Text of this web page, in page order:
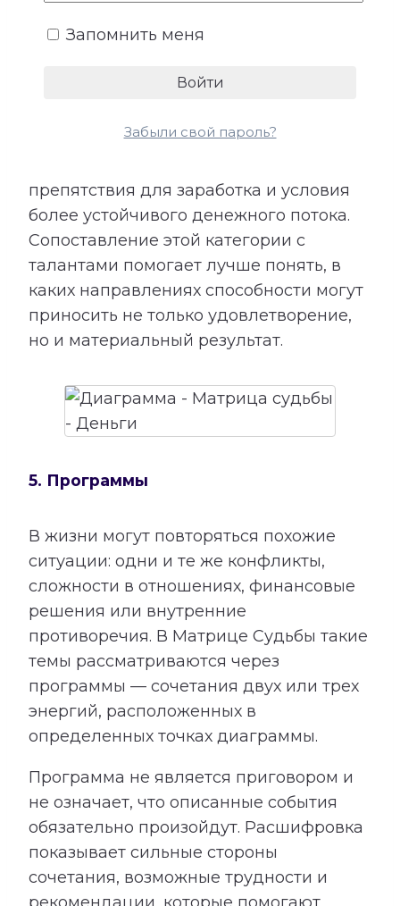
возможности.
показывает подходящие направления
для успеха, возможные причины
препятствия для заработка и условия
более устойчивого денежного потока.
Сопоставление этой категории с
талантами помогает лучше понять, в
каких направлениях способности могут
приносить не только удовлетворение,
но и материальный результат.
5. Программы
В жизни могут повторяться похожие
ситуации: одни и те же конфликты,
сложности в отношениях, финансовые
решения или внутренние
противоречия. В Матрице Судьбы такие
темы рассматриваются через
программы — сочетания двух или трех
энергий, расположенных в
определенных точках диаграммы.
Программа не является приговором и
не означает, что описанные события
обязательно произойдут. Расшифровка
показывает сильные стороны
сочетания, возможные трудности и
Запомнить меня
Забыли свой пароль?